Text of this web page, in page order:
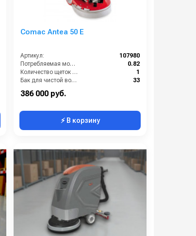
Comac Antea 50 E
Артикул:
107980
Потребляемая мощность (кВт):
0.82
Количество щеток (шт):
1
Бак для чистой воды (л):
33
386 000 руб.
⚡ В корзину